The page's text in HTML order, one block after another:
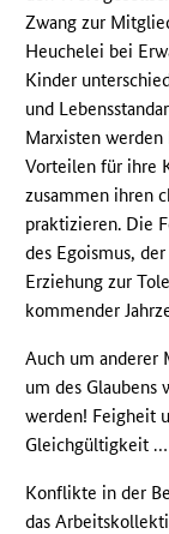
Zwang zur
Heuchelei bei
Kinder
und
Marxisten
Vorteilen für ihre
zusammen ihren
praktizieren. Die
des Egoismus,
Erziehung zur
kommender
Auch um anderer
um des
werden! Feigheit
Gleichgültigkeit …
Konflikte in der
das